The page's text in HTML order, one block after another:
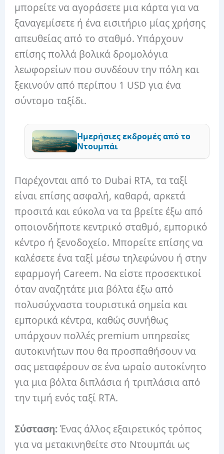
μπορείτε να αγοράσετε μια κάρτα για να
ξαναγεμίσετε ή ένα εισιτήριο μίας χρήσης
απευθείας από το σταθμό. Υπάρχουν
επίσης πολλά βολικά δρομολόγια
λεωφορείων που συνδέουν την πόλη και
ξεκινούν από περίπου 1 USD για ένα
σύντομο ταξίδι.
Ημερήσιες εκδρομές από το
Ντουμπάι
Παρέχονται από το Dubai RTA, τα ταξί
είναι επίσης ασφαλή, καθαρά, αρκετά
προσιτά και εύκολα να τα βρείτε έξω από
οποιονδήποτε κεντρικό σταθμό, εμπορικό
κέντρο ή ξενοδοχείο. Μπορείτε επίσης να
καλέσετε ένα ταξί μέσω τηλεφώνου ή στην
εφαρμογή Careem. Να είστε προσεκτικοί
όταν αναζητάτε μια βόλτα έξω από
πολυσύχναστα τουριστικά σημεία και
εμπορικά κέντρα, καθώς συνήθως
υπάρχουν πολλές premium υπηρεσίες
αυτοκινήτων που θα προσπαθήσουν να
σας μεταφέρουν σε ένα ωραίο αυτοκίνητο
για μια βόλτα διπλάσια ή τριπλάσια από
την τιμή ενός ταξί RTA.
Σύσταση:Ένας άλλος εξαιρετικός τρόπος
για να μετακινηθείτε στο Ντουμπάι ως